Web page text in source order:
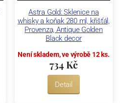
Astra Gold: Sklenice na
whisky a koňak 280 ml, křišťál,
Provenza, Antique Golden
Black decor
Není skladem, ve výrobě 12 ks.
734 Kč
Detail